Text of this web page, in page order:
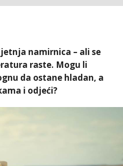
namirnica – ali se
raste. Mogu li
da ostane hladan, a
i odjeći?